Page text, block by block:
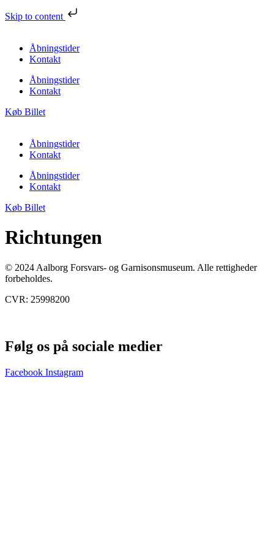
Skip to content
Åbningstider
Kontakt
Åbningstider
Kontakt
Køb Billet
Åbningstider
Kontakt
Åbningstider
Kontakt
Køb Billet
Richtungen
© 2024 Aalborg Forsvars- og Garnisonsmuseum. Alle rettigheder
forbeholdes.
CVR: 25998200
Følg os på sociale medier
Facebook Instagram